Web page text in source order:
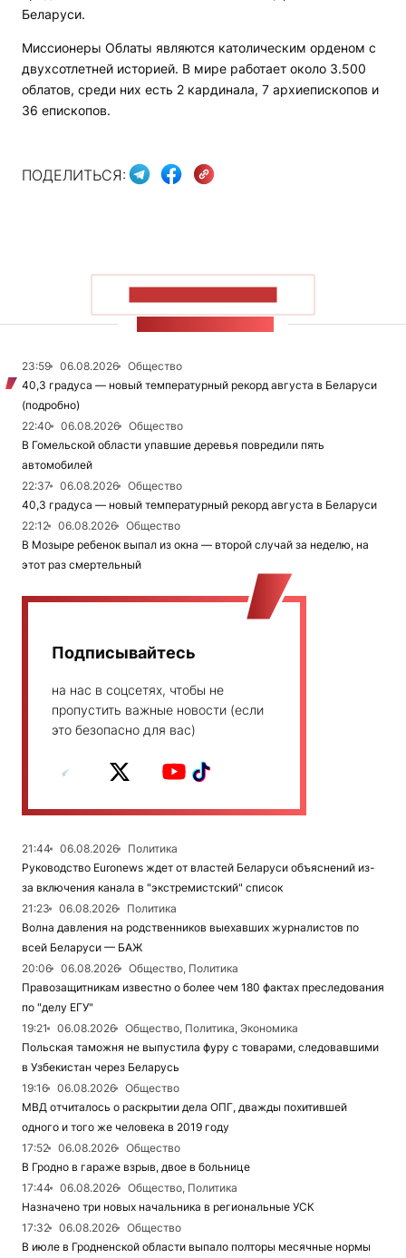
Беларуси.
Миссионеры Облаты являются католическим орденом с
двухсотлетней историей. В мире работает около 3.500
облатов, среди них есть 2 кардинала, 7 архиепископов и
36 епископов.
ПОДЕЛИТЬСЯ:
23:59 06.08.2026
Общество
40,3 градуса — новый температурный рекорд августа в Беларуси
(подробно)
22:40
06.08.2026
Общество
В Гомельской области упавшие деревья повредили пять
автомобилей
22:37
06.08.2026
Общество
40,3 градуса — новый температурный рекорд августа в Беларуси
22:12
06.08.2026
Общество
В Мозыре ребенок выпал из окна — второй случай за неделю, на
этот раз смертельный
Подписывайтесь
на нас в соцсетях, чтобы не
пропустить важные новости (если
это безопасно для вас)
21:44 06.08.2026
Политика
Руководство Euronews ждет от властей Беларуси объяснений из-
за включения канала в "экстремистский" список
21:23
06.08.2026
Политика
Волна давления на родственников выехавших журналистов по
всей Беларуси — БАЖ
20:06
06.08.2026
Общество, Политика
Правозащитникам известно о более чем 180 фактах преследования
по "делу ЕГУ"
19:21
06.08.2026
Общество, Политика, Экономика
Польская таможня не выпустила фуру с товарами, следовавшими
в Узбекистан через Беларусь
19:16
06.08.2026
Общество
МВД отчиталось о раскрытии дела ОПГ, дважды похитившей
одного и того же человека в 2019 году
17:52
06.08.2026
Общество
В Гродно в гараже взрыв, двое в больнице
17:44
06.08.2026
Общество, Политика
Назначено три новых начальника в региональные УСК
17:32
06.08.2026
Общество
В июле в Гродненской области выпало полторы месячные нормы